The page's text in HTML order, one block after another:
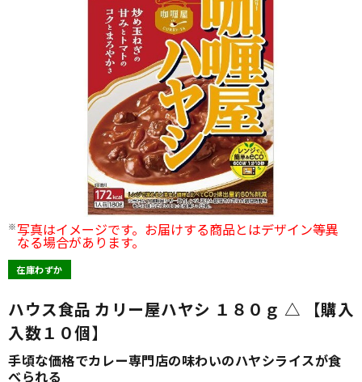
写真はイメージです。お届けする商品とはデザイン等異
なる場合があります。
在庫わずか
ハウス食品 カリー屋ハヤシ １８０ｇ △ 【購入
入数１０個】
手頃な価格でカレー専門店の味わいのハヤシライスが食
べられる